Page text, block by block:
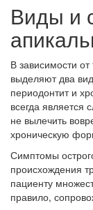
Виды и
В зависимости
выделяют два
периодонтит и
всегда является
не вылечить
хроническую
Симптомы
происхождения
пациенту
правило,